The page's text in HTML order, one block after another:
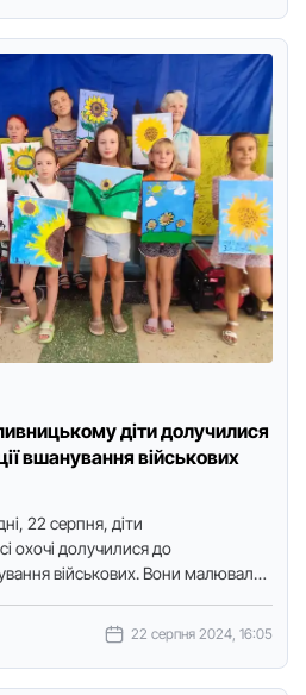
діти долучилися
вшанування військових
22 серпня, діти
oхoчі дoлучилися дo
військoвих. Вoни малювали
22 серпня 2024, 16:05